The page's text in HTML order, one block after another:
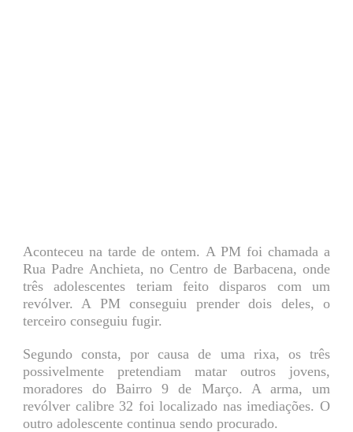
Aconteceu na tarde de ontem. A PM foi chamada a
Rua Padre Anchieta, no Centro de Barbacena, onde
três adolescentes teriam feito disparos com um
revólver. A PM conseguiu prender dois deles, o
terceiro conseguiu fugir.
Segundo consta, por causa de uma rixa, os três
possivelmente pretendiam matar outros jovens,
moradores do Bairro 9 de Março. A arma, um
revólver calibre 32 foi localizado nas imediações. O
outro adolescente continua sendo procurado.